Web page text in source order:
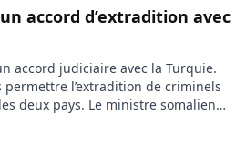
accord d’extradition avec
accord judiciaire avec la Turquie.
permettre l’extradition de criminels
deux pays. Le ministre somalien
Mohamud, a annoncé jeudi que